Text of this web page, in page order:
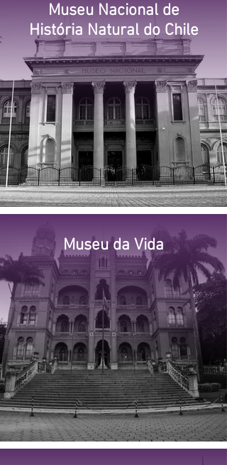
Museu Nacional de
História Natural do Chile
Museu da Vida